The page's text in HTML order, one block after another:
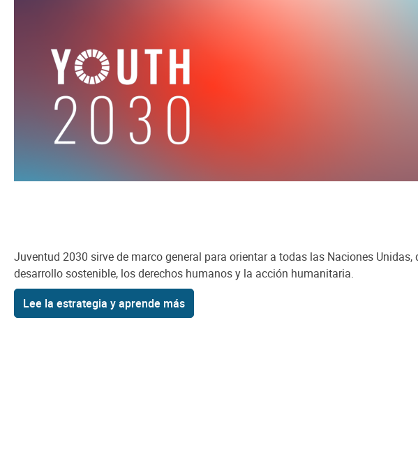
Juventud 2030 sirve de marco general para orientar a todas las Naciones
desarrollo sostenible, los derechos humanos y la acción humanitaria.
Lee la estrategia y aprende más